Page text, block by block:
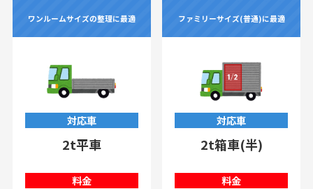
ワンルームサイズの整理に最適
対応車
2t平車
料金
ファミリーサイズ(普通)に最適
対応車
2t箱車(半)
料金